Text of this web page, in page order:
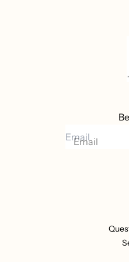
Email